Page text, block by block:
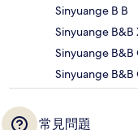
Sinyuange B B
Sinyuange B&B
Sinyuange B&B
Sinyuange B&B
常見問題